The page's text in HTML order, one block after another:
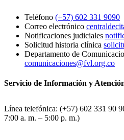
Teléfono (+57) 602 331 9090
Correo electrónico
Notificaciones judiciales
Solicitud historia clínica
Departamento de
comunicaciones@fvl.org.co
Servicio de Información y
Línea telefónica: (+57) 602 331 90
7:00 a. m. – 5:00 p. m.)